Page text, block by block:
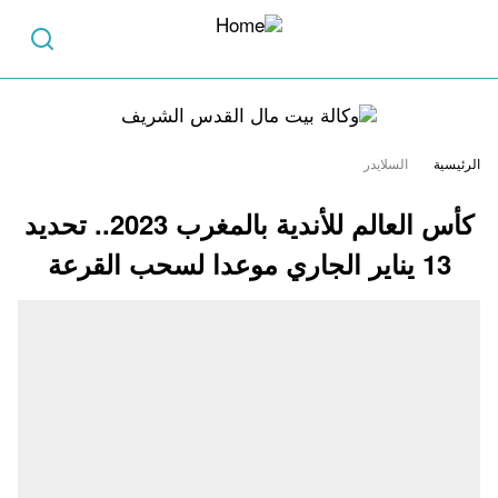
الرئيسية السلايدر
كأس العالم للأندية بالمغرب 2023.. تحديد
13 يناير الجاري موعدا لسحب القرعة